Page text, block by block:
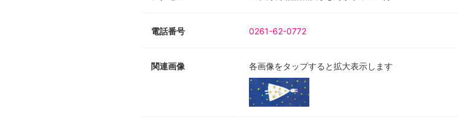
電話番号 0261-62-0772
関連画像 各画像をタップすると拡大表示します